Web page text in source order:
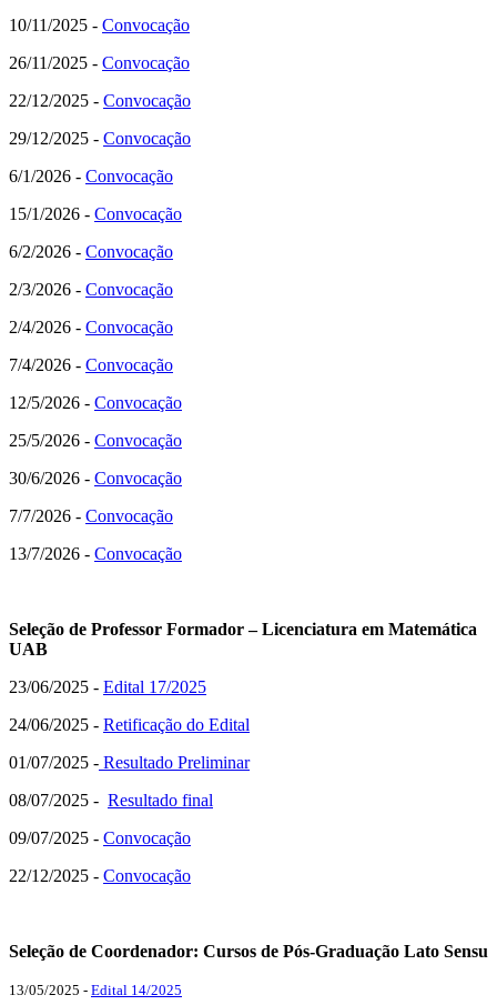
10/11/2025 - Convocação
26/11/2025 - Convocação
22/12/2025 - Convocação
29/12/2025 - Convocação
6/1/2026 - Convocação
15/1/2026 - Convocação
6/2/2026 - Convocação
2/3/2026 - Convocação
2/4/2026 - Convocação
7/4/2026 - Convocação
12/5/2026 - Convocação
25/5/2026 - Convocação
30/6/2026 - Convocação
7/7/2026 - Convocação
13/7/2026 - Convocação
Seleção de Professor Formador–Licenciatura em Matemática
UAB
23/06/2025 - Edital 17/2025
24/06/2025 - Retificação do Edital
01/07/2025 - Resultado Preliminar
08/07/2025 - Resultado final
09/07/2025 - Convocação
22/12/2025 - Convocação
Seleção de Coordenador: Cursos de Pós-Graduação Lato Sensu
13/05/2025 - Edital 14/2025